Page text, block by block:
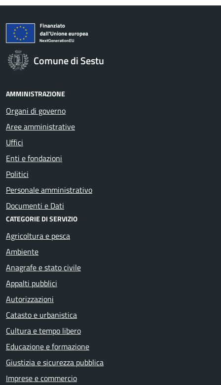
Comune di Sestu
AMMINISTRAZIONE
Organi di governo
Aree amministrative
Uffici
Enti e fondazioni
Politici
Personale amministrativo
Documenti e Dati
CATEGORIE DI SERVIZIO
Agricoltura e pesca
Ambiente
Anagrafe e stato civile
Appalti pubblici
Autorizzazioni
Catasto e urbanistica
Cultura e tempo libero
Educazione e formazione
Giustizia e sicurezza pubblica
Imprese e commercio